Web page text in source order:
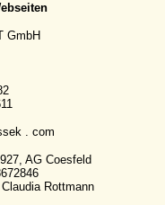
GmbH
. com
AG Coesfeld
Rottmann